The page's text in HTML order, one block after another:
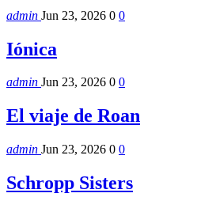
admin Jun 23, 2026 0 0
Iónica
admin Jun 23, 2026 0 0
El viaje de Roan
admin Jun 23, 2026 0 0
Schropp Sisters